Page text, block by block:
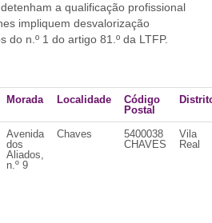
a qualificação profissional
impliquem desvalorização
do n.º 1 do artigo 81.º da LTFP.
Morada Localidade
Código
Postal
Avenida
dos
Aliados,
n.º 9
Chaves
5400038
CHAVES
Vila
Real